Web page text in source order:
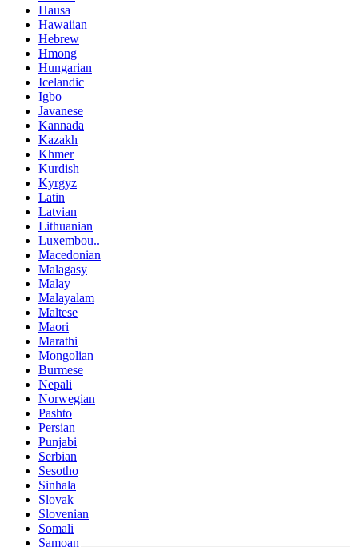
Hausa
Hawaiian
Hebrew
Hmong
Hungarian
Icelandic
Igbo
Javanese
Kannada
Kazakh
Khmer
Kurdish
Kyrgyz
Latin
Latvian
Lithuanian
Luxembou..
Macedonian
Malagasy
Malay
Malayalam
Maltese
Maori
Marathi
Mongolian
Burmese
Nepali
Norwegian
Pashto
Persian
Punjabi
Serbian
Sesotho
Sinhala
Slovak
Slovenian
Somali
Samoan